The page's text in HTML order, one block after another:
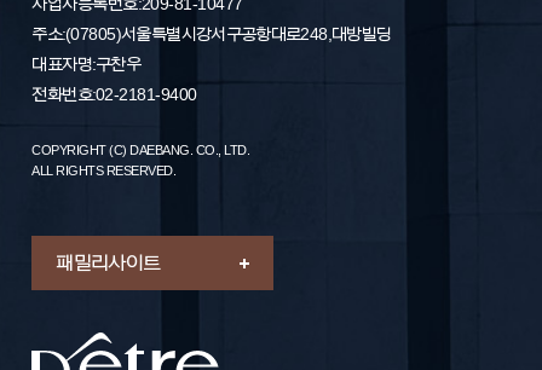
주소 : (07805) 서울특별시 강서구 공항대로 248, 대방빌딩
대표자명 : 구찬우
전화번호 : 02-2181-9400
COPYRIGHT (C) DAEBANG. CO., LTD.
ALL RIGHTS RESERVED.
패밀리 사이트